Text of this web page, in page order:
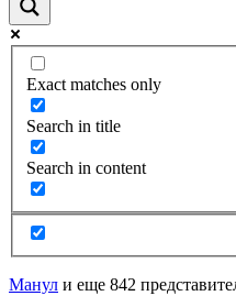
Exact matches only
Search in title
Search in content
Манул и еще 842